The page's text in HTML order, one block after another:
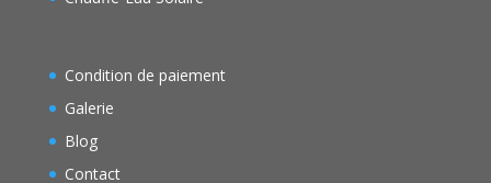
Condition de paiement
Galerie
Blog
Contact